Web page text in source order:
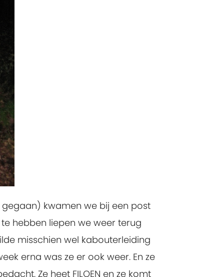
kwamen we bij een post
hebben liepen we weer terug
misschien wel kabouterleiding
erna was ze er ook weer. En ze
Ze heet FILOEN en ze komt